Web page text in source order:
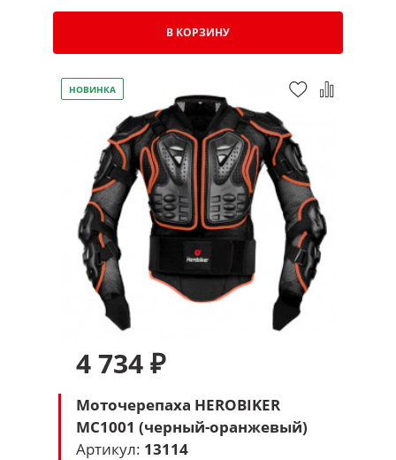
В КОРЗИНУ
НОВИНКА
4 734 ₽
Моточерепаха HEROBIKER
MC1001 (черный-оранжевый)
Артикул: 13114